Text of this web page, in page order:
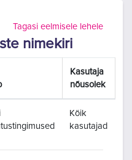
Tagasi eelmisele lehele
nimekiri
Kasutaja
nõusolek
Kõik
kasutajad